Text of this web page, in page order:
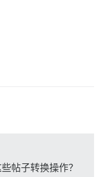
帖子转换操作？